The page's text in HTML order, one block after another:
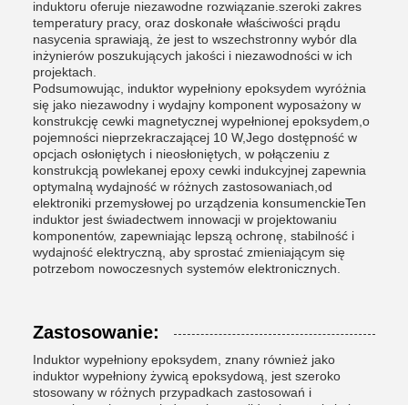
induktoru oferuje niezawodne rozwiązanie.szeroki zakres
temperatury pracy, oraz doskonałe właściwości prądu
nasycenia sprawiają, że jest to wszechstronny wybór dla
inżynierów poszukujących jakości i niezawodności w ich
projektach.
Podsumowując, induktor wypełniony epoksydem wyróżnia
się jako niezawodny i wydajny komponent wyposażony w
konstrukcję cewki magnetycznej wypełnionej epoksydem,o
pojemności nieprzekraczającej 10 W,Jego dostępność w
opcjach osłoniętych i nieosłoniętych, w połączeniu z
konstrukcją powlekanej epoxy cewki indukcyjnej zapewnia
optymalną wydajność w różnych zastosowaniach,od
elektroniki przemysłowej po urządzenia konsumenckieTen
induktor jest świadectwem innowacji w projektowaniu
komponentów, zapewniając lepszą ochronę, stabilność i
wydajność elektryczną, aby sprostać zmieniającym się
potrzebom nowoczesnych systemów elektronicznych.
Zastosowanie:
Induktor wypełniony epoksydem, znany również jako
induktor wypełniony żywicą epoksydową, jest szeroko
stosowany w różnych przypadkach zastosowań i